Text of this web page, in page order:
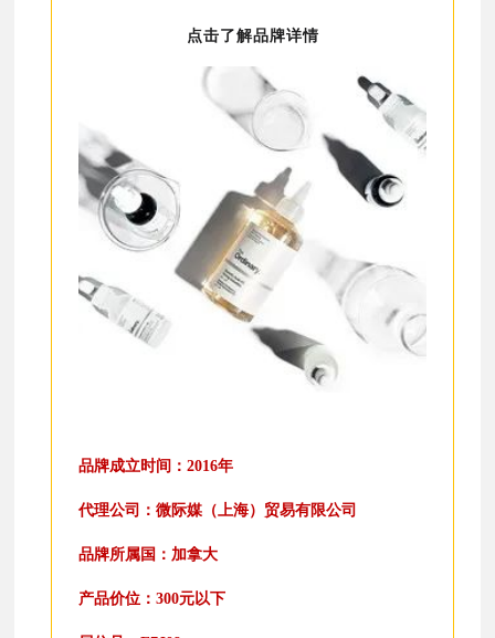
点击了解品牌详情
品牌成立时间：2016年
代理公司：微际媒（上海）贸易有限公司
品牌所属国：加拿大
产品价位：300元以下